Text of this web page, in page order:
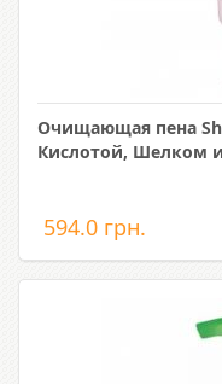
Очищающая пена
Кислотой, Шелком
594.0 грн.